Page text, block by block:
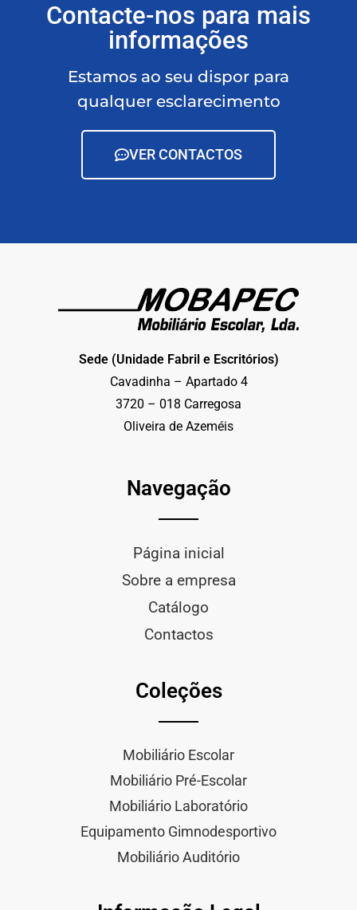
Contacte-nos para mais
informações
Estamos ao seu dispor para
qualquer esclarecimento
VER CONTACTOS
Sede (Unidade Fabril e Escritórios)
Cavadinha – Apartado 4
3720 – 018 Carregosa
Oliveira de Azeméis
Navegação
Página inicial
Sobre a empresa
Catálogo
Contactos
Coleções
Mobiliário Escolar
Mobiliário Pré-Escolar
Mobiliário Laboratório
Equipamento Gimnodesportivo
Mobiliário Auditório